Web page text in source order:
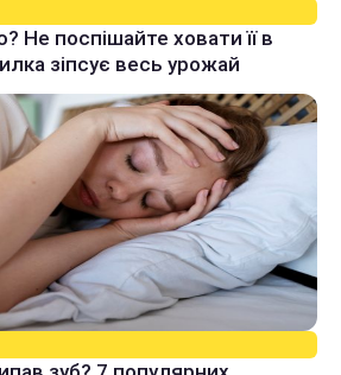
Не поспішайте ховати її в
зіпсує весь урожай